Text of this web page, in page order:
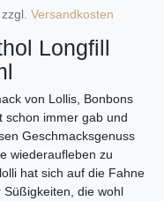
Versandkosten
Longfill
von Lollis, Bonbons
schon immer gab und
Geschmacksgenuss
wiederaufleben zu
hat sich auf die Fahne
die wohl